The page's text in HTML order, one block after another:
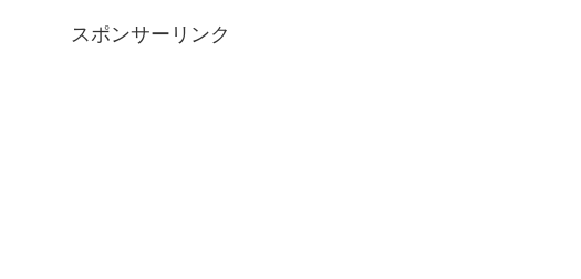
スポンサーリンク